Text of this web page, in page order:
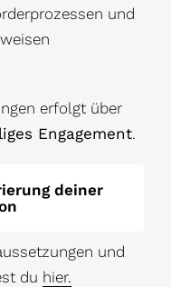
und
erfolgt über
Engagement.
deiner
und
du hier.